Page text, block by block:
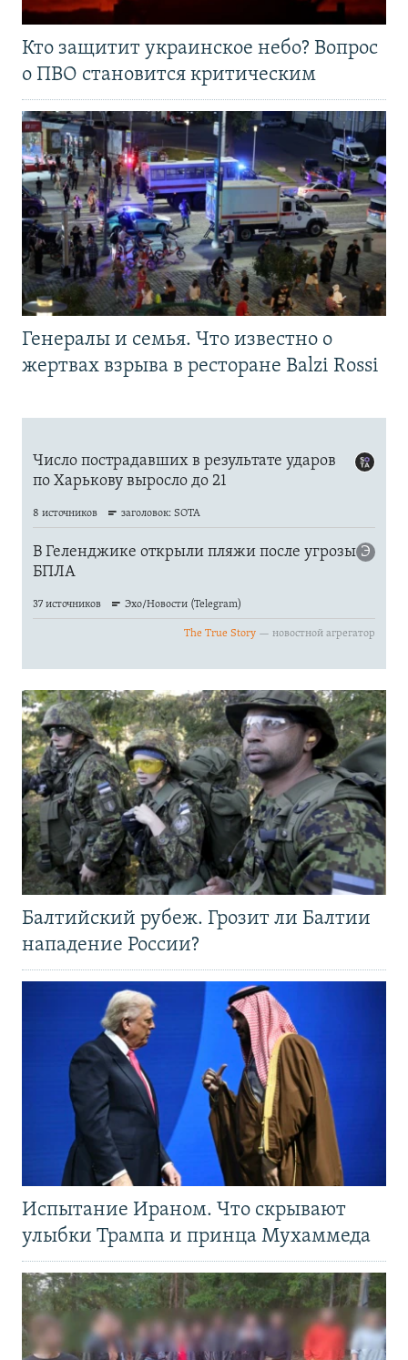
Кто защитит украинское небо? Вопрос
о ПВО становится критическим
Генералы и семья. Что известно о
жертвах взрыва в ресторане Balzi Rossi
Балтийский рубеж. Грозит ли Балтии
нападение России?
Испытание Ираном. Что скрывают
улыбки Трампа и принца Мухаммеда